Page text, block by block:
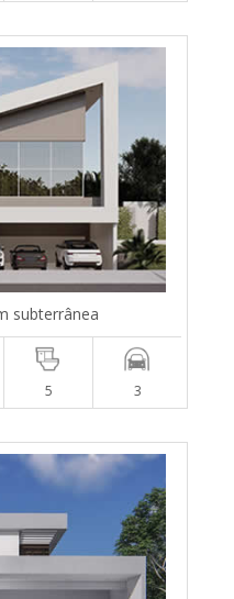
subterrânea
5 3